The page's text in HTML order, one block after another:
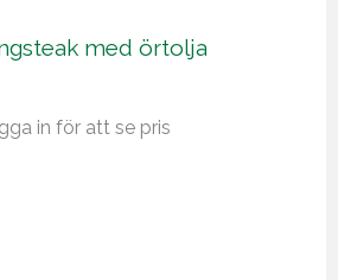
med örtolja
in för att se pris